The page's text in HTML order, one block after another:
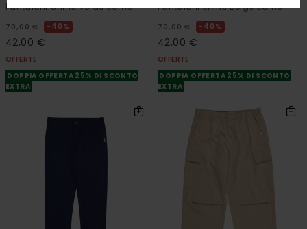
Pantaloni Chino Verde Uomo
70,00 € 40%
42,00 €
OFFERTE
DOPPIA OFFERTA 25% DI SCONTO
EXTRA
Pantaloni chino Beige Uomo
70,00 € 40%
42,00 €
OFFERTE
DOPPIA OFFERTA 25% DI SCONTO
EXTRA